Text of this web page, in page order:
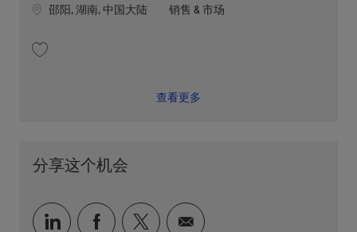
Location
邵阳, 湖南, 中国大陆 职位类别
销售 & 市场
查看更多
分享这个机会
通过 LinkedIn 分享
通过 faceebook 分享
通过 twitter 分享
通过电子邮件分享